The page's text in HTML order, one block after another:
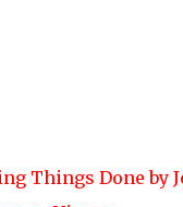
Things Done by